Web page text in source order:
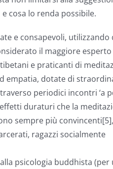
cosa lo renda possibile.
e consapevoli, utilizzando
il maggiore
e praticanti di
empatia, dotate di
periodici incontri ‘a
duraturi che la
sempre più
ragazzi socialmente
psicologia buddhista (per